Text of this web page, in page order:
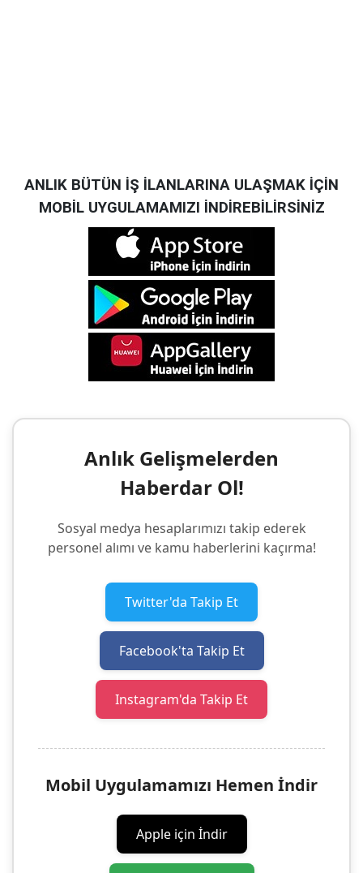
ANLIK BÜTÜN İŞ İLANLARINA ULAŞMAK İÇİN
MOBİL UYGULAMAMIZI İNDİREBİLİRSİNİZ
Anlık Gelişmelerden
Haberdar Ol!
Sosyal medya hesaplarımızı takip ederek
personel alımı ve kamu haberlerini kaçırma!
Twitter'da Takip Et
Facebook'ta Takip Et
Instagram'da Takip Et
Mobil Uygulamamızı Hemen İndir
Apple için İndir